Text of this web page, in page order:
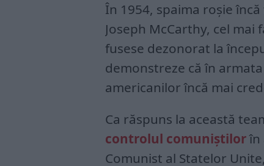
În 1954, spaima roșie
Joseph McCarthy, cel
fusese dezonorat la
demonstreze că în
americanilor încă mai
Ca răspuns la această
controlul comuniștilorîn
Comunist al Statelor